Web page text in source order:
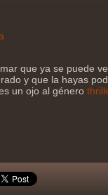
que ya se puede
y que la hayas
un ojo al género